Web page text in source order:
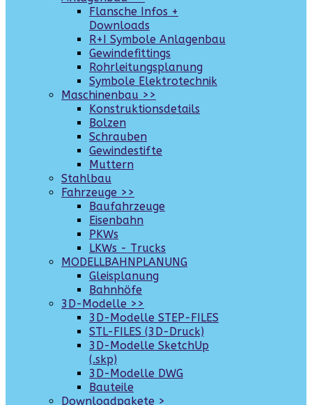
Flansche Infos +
Downloads
R+I Symbole Anlagenbau
Gewindefittings
Rohrleitungsplanung
Symbole Elektrotechnik
Maschinenbau >>
Konstruktionsdetails
Bolzen
Schrauben
Gewindestifte
Muttern
Stahlbau
Fahrzeuge >>
Baufahrzeuge
Eisenbahn
PKWs
LKWs - Trucks
MODELLBAHNPLANUNG
Gleisplanung
Bahnhöfe
3D-Modelle >>
3D-Modelle STEP-FILES
STL-FILES (3D-Druck)
3D-Modelle SketchUp
(.skp)
3D-Modelle DWG
Bauteile
Downloadpakete >